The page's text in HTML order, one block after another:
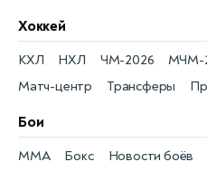
Хоккей
КХЛ
Матч-центр
НХЛ
Трансферы
ЧМ-2026
МЧМ-
Бои
Новости боёв
MMA Бокс